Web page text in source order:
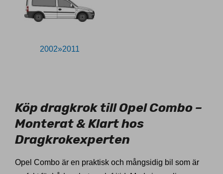
2002»2011
Köp dragkrok till Opel Combo –
Monterat & Klart hos
Dragkrokexperten
Opel Combo är en praktisk och mångsidig bil som är